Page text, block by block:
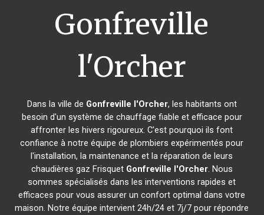
Gonfreville
l'Orcher
Dans la ville de Gonfreville l'Orcher, les habitants ont
besoin d'un système de chauffage fiable et efficace pour
affronter les hivers rigoureux. C'est pourquoi ils font
confiance à notre équipe de plombiers expérimentés pour
l'installation, la maintenance et la réparation de leurs
chaudières gaz Frisquet Gonfreville l'Orcher. Nous
sommes spécialisés dans les interventions rapides et
efficaces pour vous assurer un confort optimal dans votre
maison. Notre équipe intervient 24h/24 et 7j/7 pour répondre